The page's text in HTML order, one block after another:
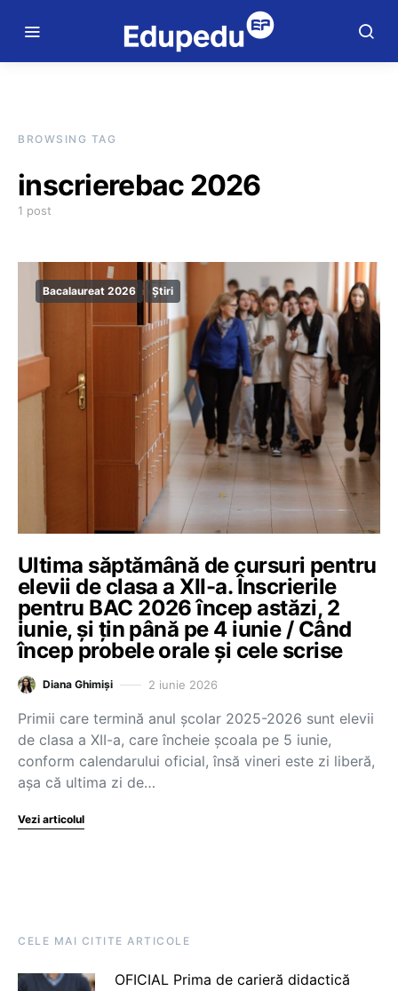
BROWSING TAG
inscrierebac 2026
1 post
Bacalaureat 2026 Știri
Ultima săptămână de cursuri pentru
elevii de clasa a XII-a. Înscrierile
pentru BAC 2026 încep astăzi, 2
iunie, și țin până pe 4 iunie / Când
încep probele orale și cele scrise
Diana Ghimiși 2 iunie 2026
Primii care termină anul școlar 2025-2026 sunt elevii
de clasa a XII-a, care încheie școala pe 5 iunie,
conform calendarului oficial, însă vineri este zi liberă,
așa că ultima zi de…
Vezi articolul
CELE MAI CITITE ARTICOLE
OFICIAL Prima de carieră didactică